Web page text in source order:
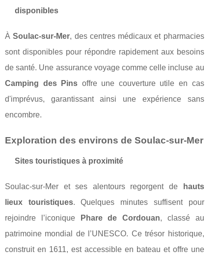
disponibles
ÀSoulac-sur-Mer, des centres médicaux et pharmacies
sont disponibles pour répondre rapidement aux besoins
de santé. Une assurance voyage comme celle incluse au
Camping des Pins offre une couverture utile en cas
d'imprévus, garantissant ainsi une expérience sans
encombre.
Exploration des environs de Soulac-sur-Mer
Sites touristiques à proximité
Soulac-sur-Mer et ses alentours regorgent de
hauts
lieux touristiques. Quelques minutes suffisent pour
rejoindre l’iconique
Phare de Cordouan, classé au
patrimoine mondial de l’UNESCO. Ce trésor historique,
construit en 1611, est accessible en bateau et offre une